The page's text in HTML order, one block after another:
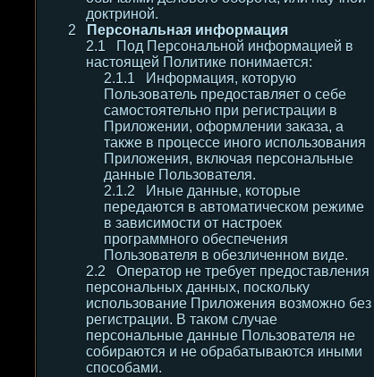
доктриной.
Персональная информация
Под Персональной информацией в
настоящей Политике понимается:
Информация, которую
Пользователь предоставляет о себе
самостоятельно при регистрации в
Приложении, оформлении заказа, а
также в процессе иного использования
Приложения, включая персональные
данные Пользователя.
Иные данные, которые
передаются в автоматическом режиме
в зависимости от настроек
программного обеспечения
Пользователя в обезличенном виде.
Оператор не требует предоставления
персональных данных, поскольку
использование Приложения возможно без
регистрации. В таком случае
персональные данные Пользователя не
собираются и не обрабатываются иными
способами.